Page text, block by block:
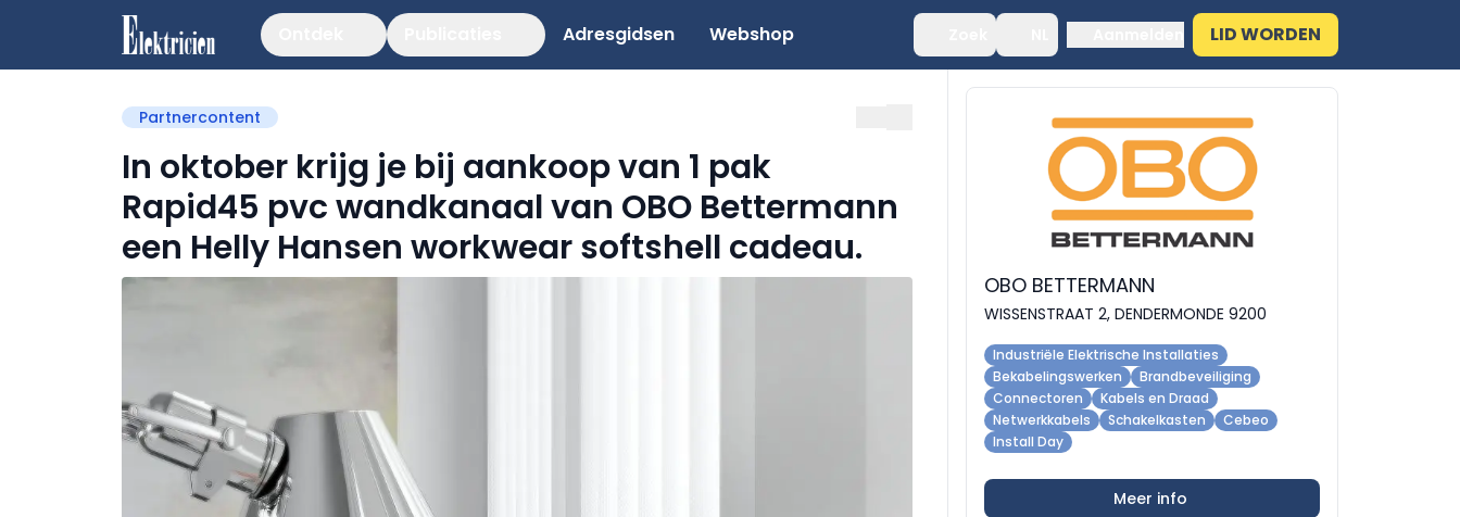
Adresgidsen Webshop LID WORDEN
Partnercontent
In oktober krijg je bij aankoop van 1 pak
Rapid45 pvc wandkanaal van OBO Bettermann
een Helly Hansen workwear softshell cadeau.
OBO BETTERMANN
WISSENSTRAAT 2, DENDERMONDE 9200
Industriële Elektrische Installaties
Bekabelingswerken
Brandbeveiliging
Connectoren
Kabels en Draad
Netwerkkabels
Schakelkasten
Cebeo
Install Day
Meer info